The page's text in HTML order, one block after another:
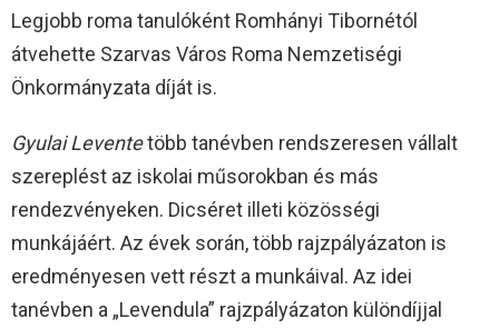
Legjobb roma tanulóként Romhányi Tibornétól
átvehette Szarvas Város Roma Nemzetiségi
Önkormányzata díját is.
Gyulai Leventetöbb tanévben rendszeresen vállalt
szereplést az iskolai műsorokban és más
rendezvényeken. Dicséret illeti közösségi
munkájáért. Az évek során, több rajzpályázaton is
eredményesen vett részt a munkáival. Az idei
tanévben a „Levendula” rajzpályázaton különdíjjal